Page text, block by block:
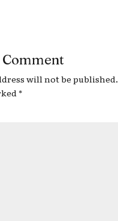
will not be published.
*